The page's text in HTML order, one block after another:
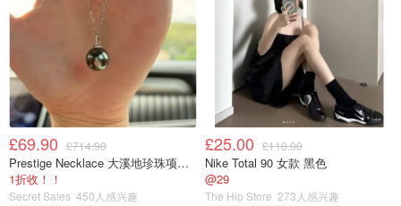
£69.90 £714.90
Prestige Necklace 大溪地珍珠项链 10-11mm
1折收！！
Secret Sales 450人感兴趣
£25.00 £110.00
Nike Total 90 女款 黑色
@29
The Hip Store 273人感兴趣